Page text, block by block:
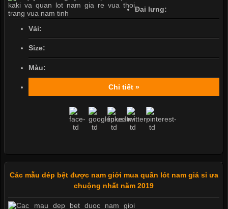
Đai lưng:
Vải:
Size:
Màu:
Chi tiết »
Các mẫu dép bệt được nam giới mua quần lót nam giá sỉ ưa
chuộng nhất năm 2019